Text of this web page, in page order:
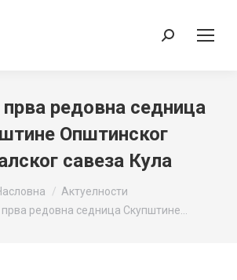
Search:
редовна седница
Општинског
савеза Кула
Актуелности
редовна седница Скупштине…